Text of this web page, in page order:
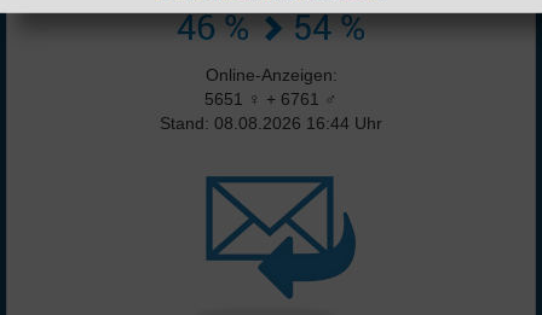
46 % 54 %
Online-Anzeigen:
5651 ♀ + 6761 ♂
Stand: 08.08.2026 16:44 Uhr